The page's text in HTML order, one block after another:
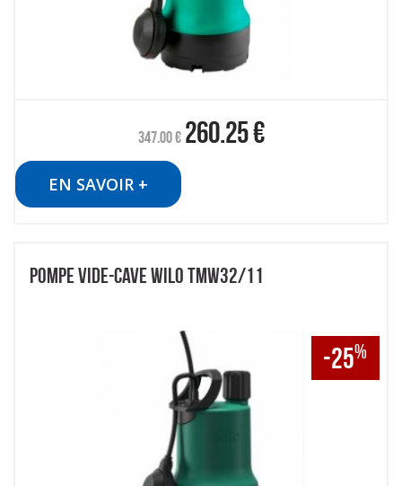
347.00€ 260.25€
EN SAVOIR +
POMPE VIDE-CAVE WILO TMW32/11
-25%